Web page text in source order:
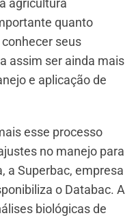
agricultura
quanto
seus
assim ser ainda mais
e aplicação de
esse processo
no manejo para
a Superbac, empresa
o Databac. A
biológicas de